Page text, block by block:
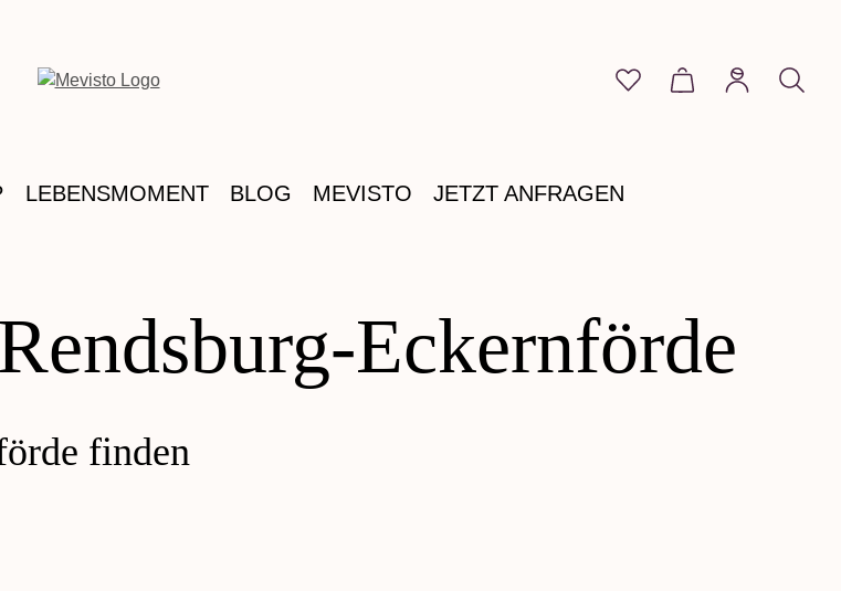
Du hast 0 Produkte auf
Warenkorb
LEBENSMOMENT BLOG MEVISTO JETZT ANFRAGEN
Eckernförde
finden